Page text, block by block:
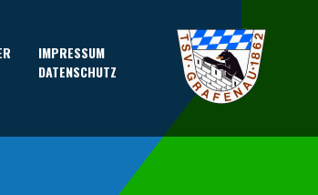
IMPRESSUM
DATENSCHUTZ